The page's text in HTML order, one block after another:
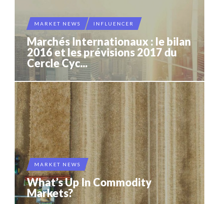
MARKET NEWS INFLUENCER
Marchés Internationaux : le bilan
2016 et les prévisions 2017 du
Cercle Cyc...
MARKET NEWS
What’s Up In Commodity
Markets?